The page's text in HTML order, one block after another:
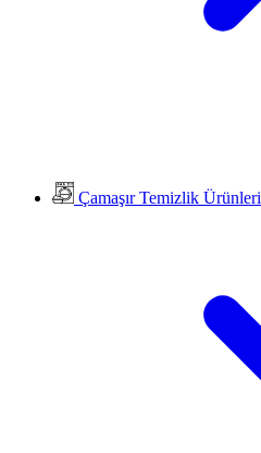
Çamaşır Temizlik Ürünleri